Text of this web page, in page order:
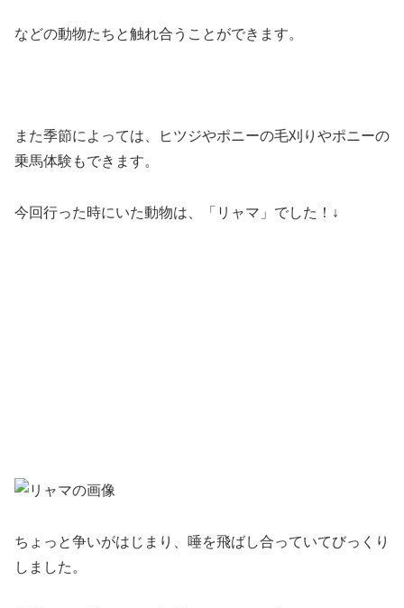
などの動物たちと触れ合うことができます。
また季節によっては、ヒツジやポニーの毛刈りやポニーの
乗馬体験もできます。
今回行った時にいた動物は、「リャマ」でした！↓
ちょっと争いがはじまり、唾を飛ばし合っていてびっくり
しました。